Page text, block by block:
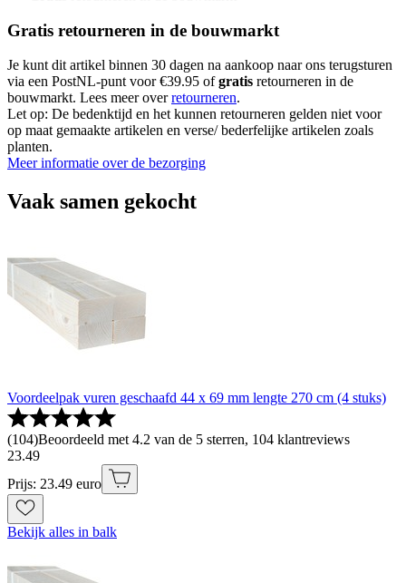
Gratis retourneren in de bouwmarkt
Je kunt dit artikel binnen 30 dagen na aankoop naar ons terugsturen
via een PostNL-punt voor €39.95 ofgratis retourneren in de
bouwmarkt. Lees meer overretourneren.
Let op: De bedenktijd en het kunnen retourneren gelden niet voor
op maat gemaakte artikelen en verse/ bederfelijke artikelen zoals
planten.
Meer informatie over de bezorging
Vaak samen gekocht
Voordeelpak vuren geschaafd 44 x 69 mm lengte 270 cm (4 stuks)
(104)Beoordeeld met 4.2 van de 5 sterren, 104 klantreviews
23.49
Prijs: 23.49 euro
Bekijk alles in balk